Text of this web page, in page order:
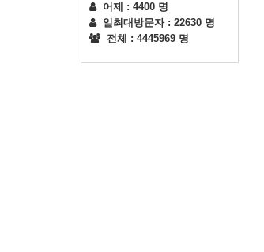
어제 : 4400 명
일최대방문자 : 22630 명
전체 : 4445969 명